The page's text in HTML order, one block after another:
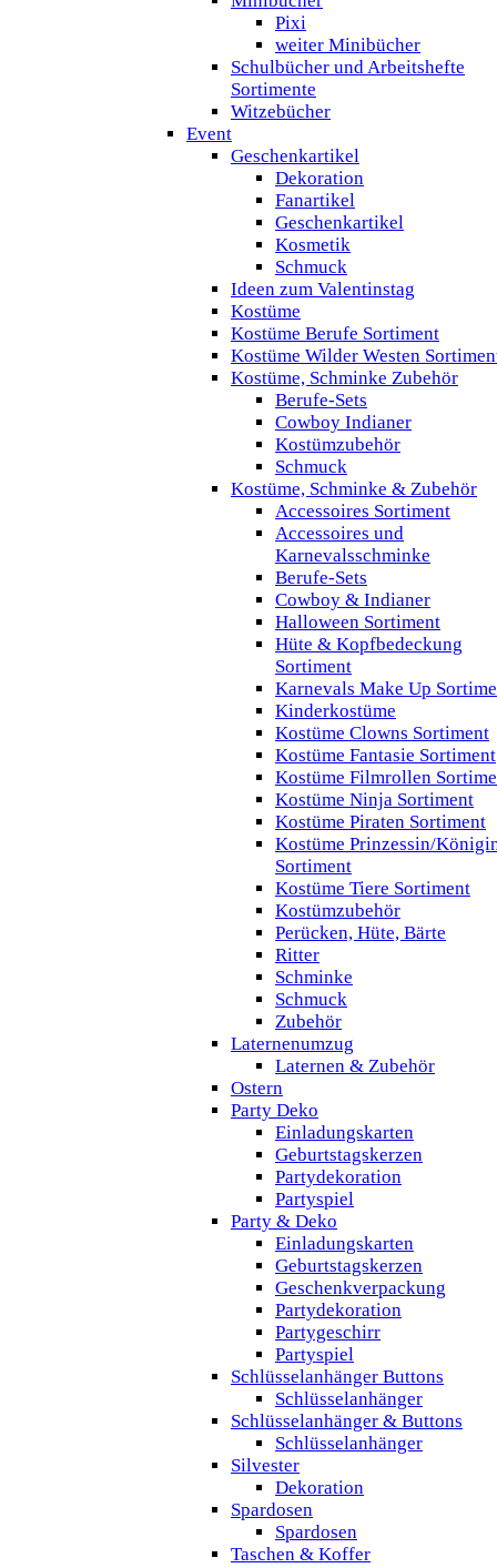
Pixi
weiter Minibücher
Schulbücher und Arbeitshefte
Sortimente
Witzebücher
Event
Geschenkartikel
Dekoration
Fanartikel
Geschenkartikel
Kosmetik
Schmuck
Ideen zum Valentinstag
Kostüme
Kostüme Berufe Sortiment
Kostüme Wilder Westen
Kostüme, Schminke Zubehör
Berufe-Sets
Cowboy Indianer
Kostümzubehör
Schmuck
Kostüme, Schminke & Zubehör
Accessoires Sortiment
Accessoires und
Karnevalsschminke
Berufe-Sets
Cowboy & Indianer
Halloween Sortiment
Hüte & Kopfbedeckung
Sortiment
Karnevals Make Up
Kinderkostüme
Kostüme Clowns Sortiment
Kostüme Fantasie Sortiment
Kostüme Filmrollen
Kostüme Ninja Sortiment
Kostüme Piraten Sortiment
Kostüme Prinzessin/
Sortiment
Kostüme Tiere Sortiment
Kostümzubehör
Perücken, Hüte, Bärte
Ritter
Schminke
Schmuck
Zubehör
Laternenumzug
Laternen & Zubehör
Ostern
Party Deko
Einladungskarten
Geburtstagskerzen
Partydekoration
Partyspiel
Party & Deko
Einladungskarten
Geburtstagskerzen
Geschenkverpackung
Partydekoration
Partygeschirr
Partyspiel
Schlüsselanhänger Buttons
Schlüsselanhänger
Schlüsselanhänger & Buttons
Schlüsselanhänger
Silvester
Dekoration
Spardosen
Spardosen
Taschen & Koffer